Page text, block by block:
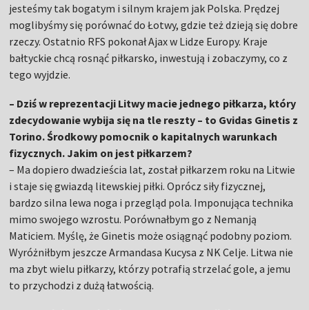
jesteśmy tak bogatym i silnym krajem jak Polska. Prędzej
moglibyśmy się porównać do Łotwy, gdzie też dzieją się dobre
rzeczy. Ostatnio RFS pokonał Ajax w Lidze Europy. Kraje
bałtyckie chcą rosnąć piłkarsko, inwestują i zobaczymy, co z
tego wyjdzie.
– Dziś w reprezentacji Litwy macie jednego piłkarza, który
zdecydowanie wybija się na tle reszty – to Gvidas Ginetis z
Torino. Środkowy pomocnik o kapitalnych warunkach
fizycznych. Jakim on jest piłkarzem?
– Ma dopiero dwadzieścia lat, został piłkarzem roku na Litwie
i staje się gwiazdą litewskiej piłki. Oprócz siły fizycznej,
bardzo silna lewa noga i przegląd pola. Imponująca technika
mimo swojego wzrostu. Porównałbym go z Nemanją
Maticiem. Myślę, że Ginetis może osiągnąć podobny poziom.
Wyróżniłbym jeszcze Armandasa Kucysa z NK Celje. Litwa nie
ma zbyt wielu piłkarzy, którzy potrafią strzelać gole, a jemu
to przychodzi z dużą łatwością.